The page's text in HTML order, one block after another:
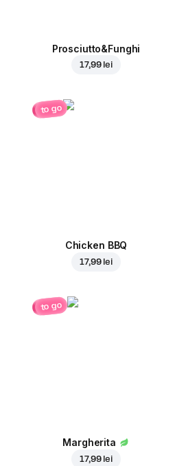
Prosciutto&Funghi
17,99 lei
to go
Chicken BBQ
17,99 lei
to go
Margherita
17,99 lei